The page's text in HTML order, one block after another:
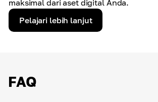
maksimal dari aset digital Anda.
Pelajari lebih lanjut
FAQ